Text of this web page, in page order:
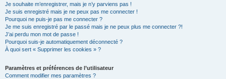
Je souhaite m’enregistrer, mais je n’y parviens pas !
Je suis enregistré mais je ne peux pas me connecter !
Pourquoi ne puis-je pas me connecter ?
Je me suis enregistré par le passé mais je ne peux plus me connecter ?!
J’ai perdu mon mot de passe !
Pourquoi suis-je automatiquement déconnecté ?
À quoi sert « Supprimer les cookies » ?
Paramètres et préférences de l’utilisateur
Comment modifier mes paramètres ?